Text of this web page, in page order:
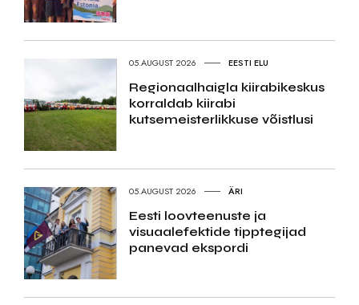
05.AUGUST 2026 EESTI ELU
Regionaalhaigla kiirabikeskus
korraldab kiirabi
kutsemeisterlikkuse võistlusi
05.AUGUST 2026 ÄRI
Eesti loovteenuste ja
visuaalefektide tipptegijad
panevad ekspordi